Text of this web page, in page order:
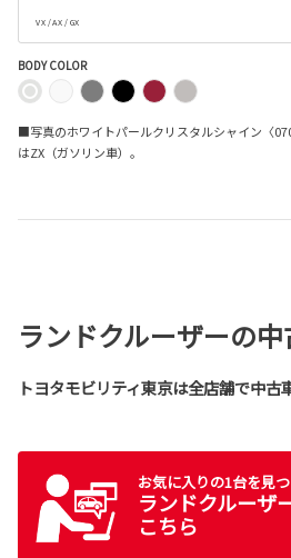
VX / AX / GX
BODY COLOR
■写真のホワイトパールクリスタルシャイン〈
はZX（ガソリン車）。
ランドクルーザーの
トヨタモビリティ東京は全店舗で中古
お気に入りの1台を見つ
ランドクルーザ
こちら